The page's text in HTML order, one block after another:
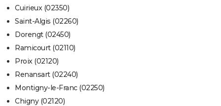
Cuirieux (02350)
Saint-Algis (02260)
Dorengt (02450)
Ramicourt (02110)
Proix (02120)
Renansart (02240)
Montigny-le-Franc (02250)
Chigny (02120)